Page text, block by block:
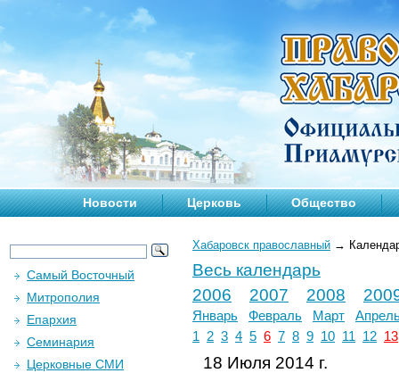
Новости Церковь Общество
Хабаровск православный →
Весь календарь
2006
2007 2008
Январь Февраль Март
1
2 3 4 5 6 7 8 9 10 11 12 13
18 Июля 2014 г.
Самый Восточный
Митрополия
Епархия
Семинария
Церковные СМИ